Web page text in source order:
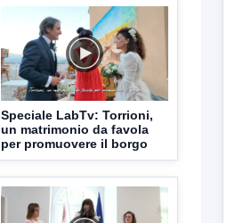
Speciale LabTv: Torrioni,
un matrimonio da favola
per promuovere il borgo